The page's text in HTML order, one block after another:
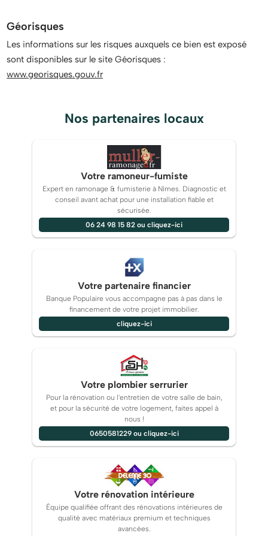
Géorisques
Les informations sur les risques auxquels ce bien est exposé
sont disponibles sur le site Géorisques :
www.georisques.gouv.fr
Nos partenaires locaux
Votre ramoneur-fumiste
Expert en ramonage & fumisterie à Nîmes. Diagnostic et
conseil avant achat pour une installation fiable et
sécurisée.
06 24 98 15 82 ou cliquez-ici
Votre partenaire financier
Banque Populaire vous accompagne pas à pas dans le
financement de votre projet immobilier.
cliquez-ici
Votre plombier serrurier
Pour la rénovation ou l'entretien de votre salle de bain,
et pour la sécurité de votre logement, faites appel à
nous !
0650581229 ou cliquez-ici
Votre rénovation intérieure
Équipe qualifiée offrant des rénovations intérieures de
qualité avec matériaux premium et techniques
avancées.